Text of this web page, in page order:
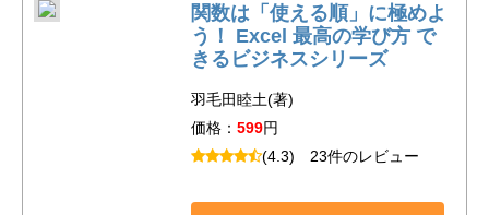
関数は「使える順」に極めよ
う！ Excel 最高の学び方 で
きるビジネスシリーズ
羽毛田睦土(著)
価格： 599円
(4.3) 23件のレビュー